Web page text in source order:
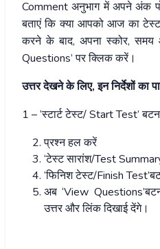
Comment अनुभाग में अपने अंक
बताएं कि क्या आपको आज का
करने के बाद, अपना स्कोर,
Questions’ पर क्लिक करें।
उत्तर देखने के लिए, इन निर्देशों का
1 – ‘स्टार्ट टेस्ट/ Start Test’
प्रश्न हल करें
‘टेस्ट सारांश/Test
‘फिनिश टेस्ट/Finish
अब ‘View
उत्तर और लिंक दिखाई देंगे।